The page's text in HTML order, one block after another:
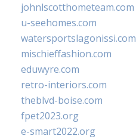
johnlscotthometeam.com
u-seehomes.com
watersportslagonissi.com
mischieffashion.com
eduwyre.com
retro-interiors.com
theblvd-boise.com
fpet2023.org
e-smart2022.org